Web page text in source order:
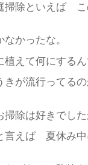
掃除といえば
かったな。
植えて何にする
きが流行ってる
除は好きでし
言えば 夏休み